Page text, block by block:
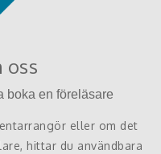
oss
boka en föreläsare
eller om det
hittar du användbara